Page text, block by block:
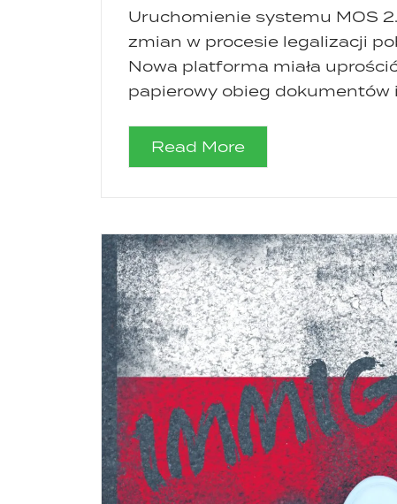
Uruchomienie systemu MOS
zmian w procesie legalizacji
Nowa platforma miała
papierowy obieg dokumentów
Read More